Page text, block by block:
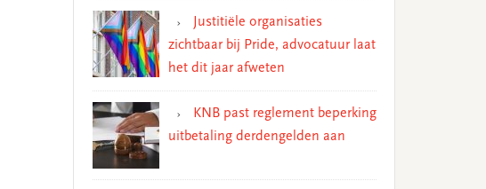
Justitiële organisaties
zichtbaar bij Pride, advocatuur laat
het dit jaar afweten
KNB past reglement beperking
uitbetaling derdengelden aan